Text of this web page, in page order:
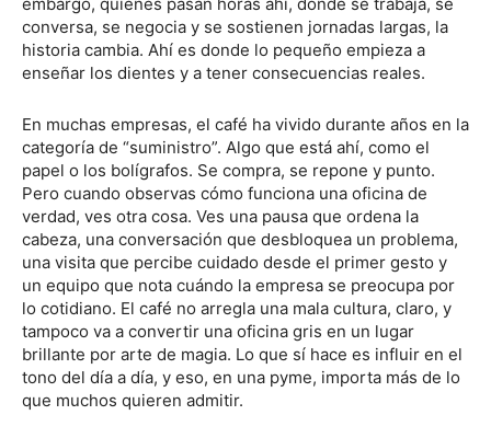
conversa, se negocia y se sostienen jornadas largas, la
historia cambia. Ahí es donde lo pequeño empieza a
enseñar los dientes y a tener consecuencias reales.
En muchas empresas, el café ha vivido durante años en la
categoría de “suministro”. Algo que está ahí, como el
papel o los bolígrafos. Se compra, se repone y punto.
Pero cuando observas cómo funciona una oficina de
verdad, ves otra cosa. Ves una pausa que ordena la
cabeza, una conversación que desbloquea un problema,
una visita que percibe cuidado desde el primer gesto y
un equipo que nota cuándo la empresa se preocupa por
lo cotidiano. El café no arregla una mala cultura, claro, y
tampoco va a convertir una oficina gris en un lugar
brillante por arte de magia. Lo que sí hace es influir en el
tono del día a día, y eso, en una pyme, importa más de lo
que muchos quieren admitir.